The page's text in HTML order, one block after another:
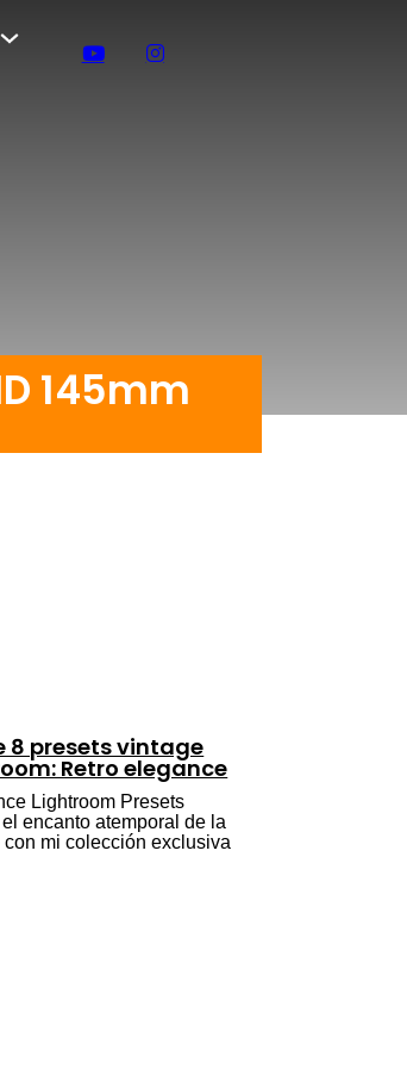
145mm
8 presets vintage
Retro elegance
Lightroom Presets
encanto atemporal de la
con mi colección exclusiva